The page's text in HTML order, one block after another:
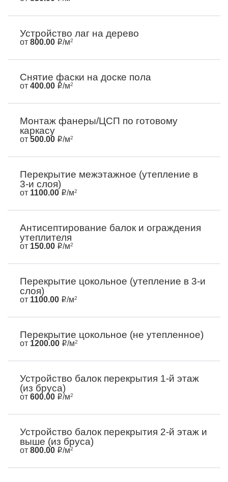
Устройство лаг на дерево
от 800.00 /м2
Снятие фаски на доске пола
от 400.00 /м2
Монтаж фанеры/ЦСП по готовому
каркасу
от 500.00 /м2
Перекрытие межэтажное (утепление в
3-и слоя)
от 1100.00 /м2
Антисептирование балок и ограждения
утеплителя
от 150.00 /м2
Перекрытие цокольное (утепление в 3-и
слоя)
от 1100.00 /м2
Перекрытие цокольное (не утепленное)
от 1200.00 /м2
Устройство балок перекрытия 1-й этаж
(из бруса)
от 600.00 /м2
Устройство балок перекрытия 2-й этаж и
выше (из бруса)
от 800.00 /м2